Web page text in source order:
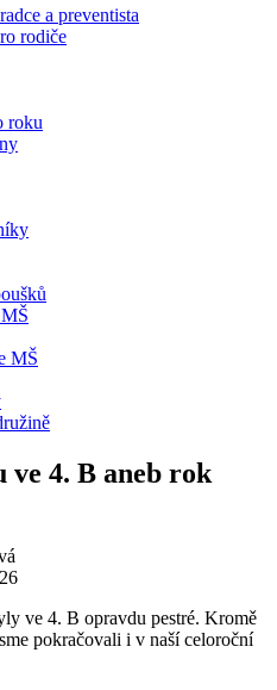
a preventista
rodiče
roku
MŠ
ve 4. B aneb rok
ve 4. B opravdu pestré. Kromě
pokračovali i v naší celoroční